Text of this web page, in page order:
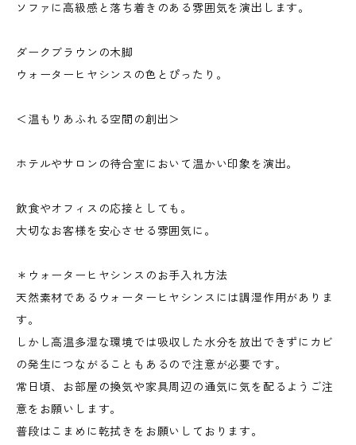
ソファに高級感と落ち着きのある雰囲気を演出します。
ダークブラウンの木脚
ウォーターヒヤシンスの色とぴったり。
＜温もりあふれる空間の創出＞
ホテルやサロンの待合室において温かい印象を演出。
飲食やオフィスの応接としても。
大切なお客様を安心させる雰囲気に。
＊ウォーターヒヤシンスのお手入れ方法
天然素材であるウォーターヒヤシンスには調湿作用がありま
す。
しかし高温多湿な環境では吸収した水分を放出できずにカビ
の発生につながることもあるので注意が必要です。
常日頃、お部屋の換気や家具周辺の通気に気を配るようご注
意をお願いします。
普段はこまめに乾拭きをお願いしております。